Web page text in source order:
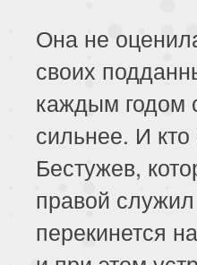
Она не
своих
каждым годом
сильнее. И
Бестужев,
правой
перекинется